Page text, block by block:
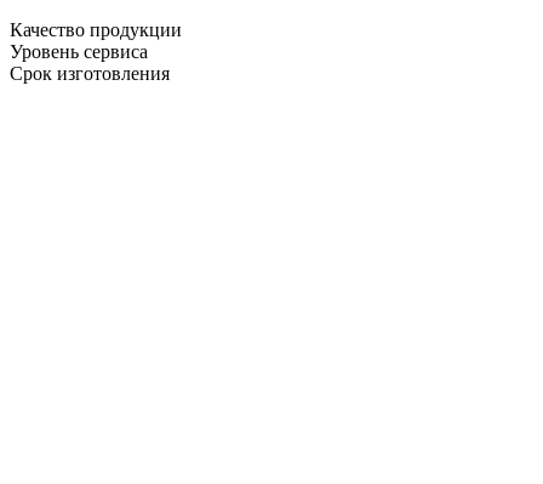
Качество продукции
Уровень сервиса
Срок изготовления